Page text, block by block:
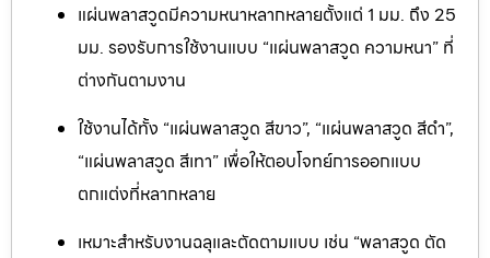
แผ่นพลาสวูดมีความหนาหลากหลายตั้งแต่ 1 มม. ถึง 25
มม. รองรับการใช้งานแบบ “แผ่นพลาสวูด ความหนา” ที่
ต่างกันตามงาน
ใช้งานได้ทั้ง “แผ่นพลาสวูด สีขาว”, “แผ่นพลาสวูด สีดำ”,
“แผ่นพลาสวูด สีเทา” เพื่อให้ตอบโจทย์การออกแบบ
ตกแต่งที่หลากหลาย
เหมาะสำหรับงานฉลุและตัดตามแบบ เช่น “พลาสวูด ตัด